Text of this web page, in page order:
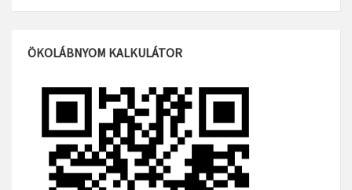
ÖKOLÁBNYOM KALKULÁTOR